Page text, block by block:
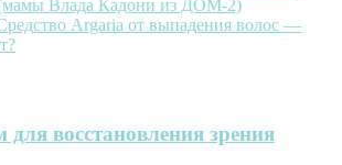
Влада Кадони из ДОМ-2)
Argaria от выпадения волос —
для восстановления зрения